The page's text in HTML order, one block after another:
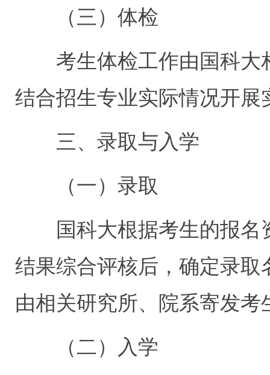
（三）体检
考生体检工作由国科
结合招生专业实际情况开展
三、录取与入学
（一）录取
国科大根据考生的报
结果综合评核后，确定录取
由相关研究所、院系寄发考
（二）入学